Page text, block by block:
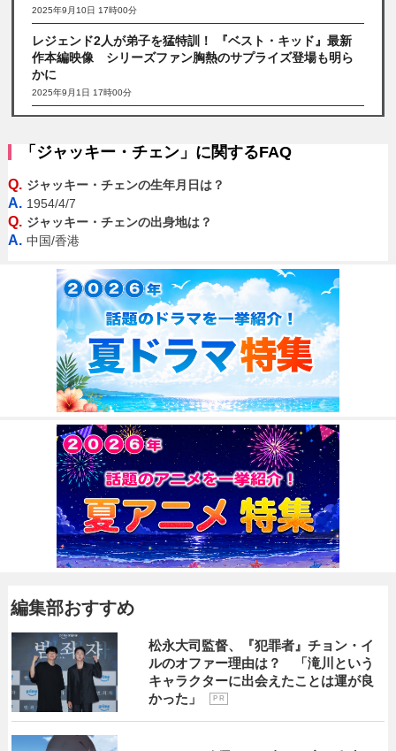
2025年9月10日 17時00分
レジェンド2人が弟子を猛特訓！ 『ベスト・キッド』最新
作本編映像 シリーズファン胸熱のサプライズ登場も明ら
かに
2025年9月1日 17時00分
「ジャッキー・チェン」に関するFAQ
Q. ジャッキー・チェンの生年月日は？
A. 1954/4/7
Q. ジャッキー・チェンの出身地は？
A. 中国/香港
編集部おすすめ
松永大司監督、『犯罪者』チョン・イ
ルのオファー理由は？ 「滝川という
キャラクターに出会えたことは運が良
かった」
P R